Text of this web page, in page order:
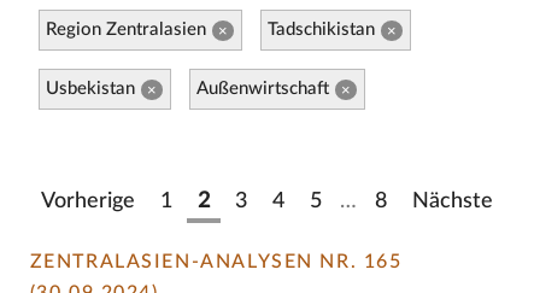
Region Zentralasien × Tadschikistan ×
Usbekistan × Außenwirtschaft ×
Vorherige 1 2 3 4 5 … 8 Nächste
ZENTRALASIEN-ANALYSEN NR. 165